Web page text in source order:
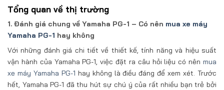
Tổng quan về thị trường
1. Đánh giá chung về Yamaha PG-1 – Có nên mua xe máy
Yamaha PG-1 hay không
Với những đánh giá chi tiết về thiết kế, tính năng và hiệu suất
vận hành của Yamaha PG-1, việc đặt ra câu hỏi liệu có nên mua
xe máy Yamaha PG-1 hay không là điều đáng để xem xét. Trước
hết, Yamaha PG-1 đã thu hút sự chú ý của rất nhiều bạn trẻ bởi